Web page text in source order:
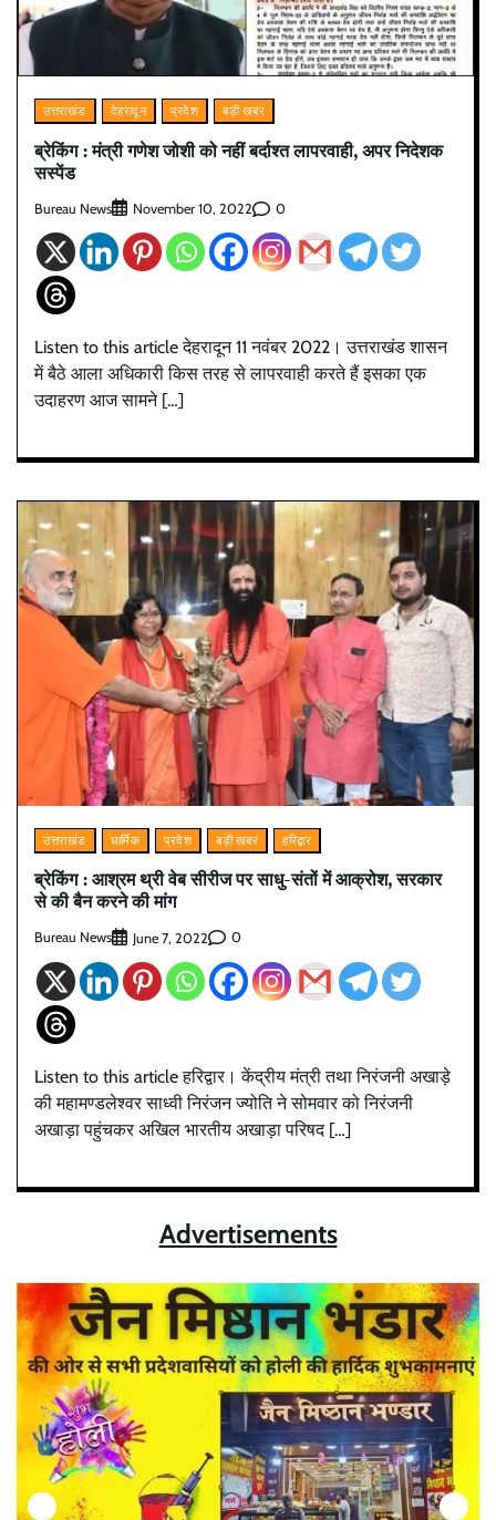
उत्तराखंड देहरादून प्रदेश बड़ी खबर
ब्रेकिंग : मंत्री गणेश जोशी को नहीं बर्दाश्त लापरवाही, अपर निदेशक
सस्पेंड
Bureau News November 10, 2022 0
Listen to this article देहरादून 11 नवंबर 2022। उत्तराखंड शासन
में बैठे आला अधिकारी किस तरह से लापरवाही करते हैं इसका एक
उदाहरण आज सामने […]
उत्तराखंड धार्मिक प्रदेश बड़ी खबर हरिद्वार
ब्रेकिंग : आश्रम थ्री वेब सीरीज पर साधु-संतों में आक्रोश, सरकार
से की बैन करने की मांग
Bureau News June 7, 2022 0
Listen to this article हरिद्वार। केंद्रीय मंत्री तथा निरंजनी अखाड़े
की महामण्डलेश्वर साध्वी निरंजन ज्योति ने सोमवार को निरंजनी
अखाड़ा पहुंचकर अखिल भारतीय अखाड़ा परिषद […]
Advertisements